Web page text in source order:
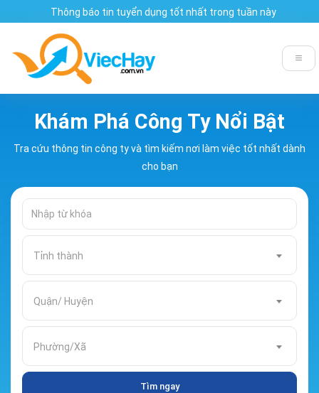
Thông báo tin tuyển dụng tốt nhất trong tuần này
Khám Phá Công Ty Nổi Bật
Tra cứu thông tin công ty và tìm kiếm nơi làm việc tốt nhất dành
cho bạn
Tỉnh thành
Quận/ Huyện
Phường/Xã
Tìm ngay